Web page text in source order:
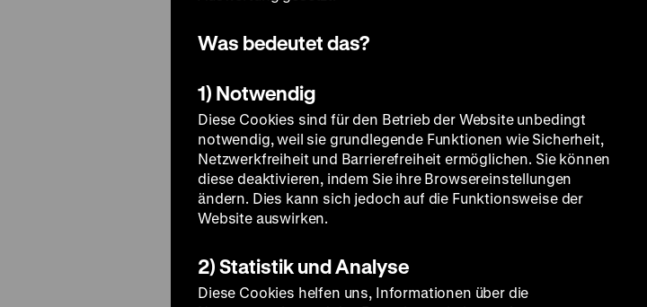
Was bedeutet das?
1) Notwendig
Diese Cookies sind für den Betrieb der Website unbedingt
notwendig, weil sie grundlegende Funktionen wie Sicherheit,
Netzwerkfreiheit und Barrierefreiheit ermöglichen. Sie können
diese deaktivieren, indem Sie ihre Browsereinstellungen
ändern. Dies kann sich jedoch auf die Funktionsweise der
Website auswirken.
2) Statistik und Analyse
Diese Cookies helfen uns, Informationen über die